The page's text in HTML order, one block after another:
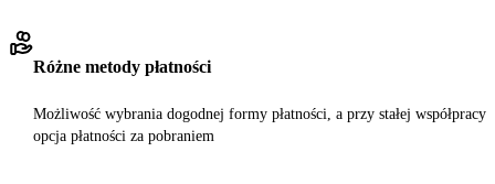
Różne metody płatności
Możliwość wybrania dogodnej formy płatności, a przy stałej współpracy
opcja płatności za pobraniem